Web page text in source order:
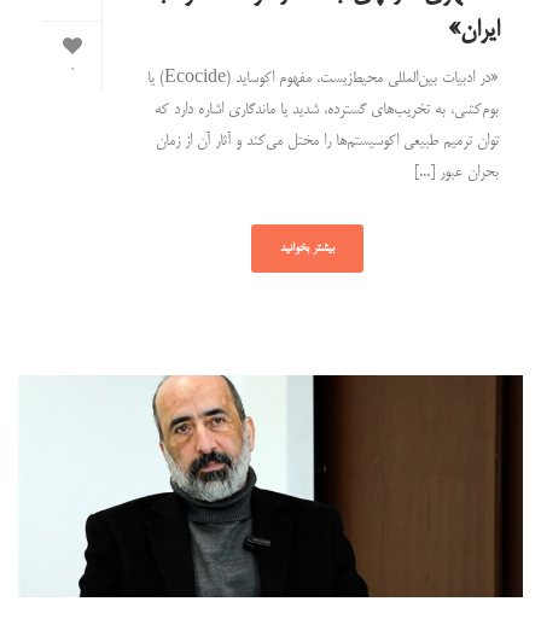
0
ایران»
«در ادبیات بین‌المللی محیط‌زیست، مفهوم اکوساید (Ecocide) یا
بوم‌کشی، به تخریب‌های گسترده، شدید یا ماندگاری اشاره دارد که
توان ترمیم طبیعی اکوسیستم‌ها را مختل می‌کند و آثار آن از زمان
بحران عبور [...]
بیشتر بخوانید